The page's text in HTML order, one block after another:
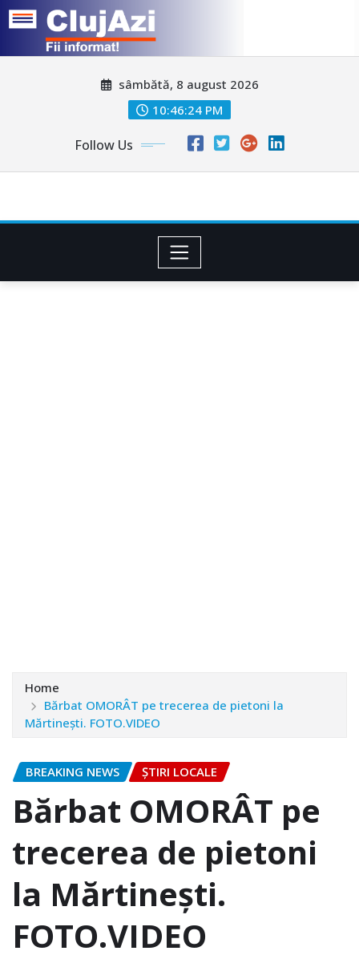
sâmbătă, 8 august 2026
10:46:27 PM
Follow Us
Home
Bărbat OMORÂT pe trecerea de pietoni la
Mărtinești. FOTO.VIDEO
BREAKING NEWS ȘTIRI LOCALE
Bărbat OMORÂT pe
trecerea de pietoni
la Mărtinești.
FOTO.VIDEO